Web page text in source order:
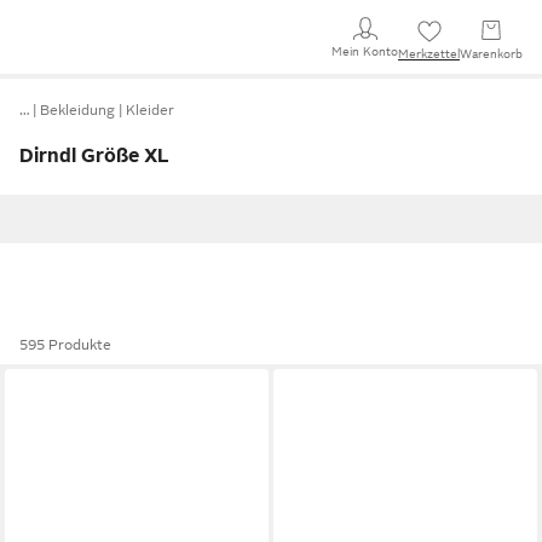
Mein KontoMerkzettel Warenkorb
… Bekleidung Kleider
Dirndl Größe XL
595 Produkte